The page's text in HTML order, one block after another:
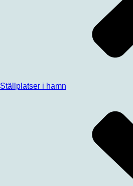
Ställplatser i hamn